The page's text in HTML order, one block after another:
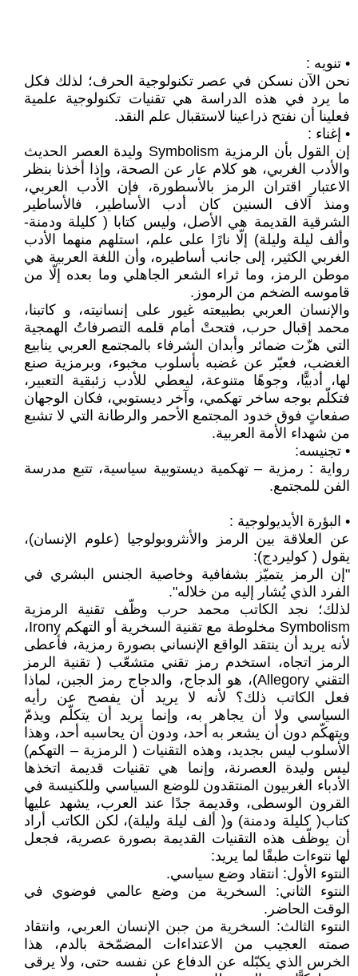
• تنويه :
نحن الآن نسكن في عصر تكنولوجية الحرف؛ لذلك فكل
ما يرد في هذه الدراسة هي تقنيات تكنولوجية علمية
فعلينا أن نفتح ذراعينا لاستقبال علم النقد.
• إغناء :
إن القول بأن الرمزية Symbolism وليدة العصر الحديث
والأدب الغربي، هو كلام عار عن الصحة، وإذا أخذنا بنظر
الاعتبار اقتران الرمز بالأسطورة، فإن الأدب العربي،
ومنذ آلاف السنين كان أدب الأساطير، فالأساطير
الشرقية القديمة هي الأصل، وليس كتابا ( كليلة ودمنة-
وألف ليلة وليلة) إلّا نارًا على علم، استلهم منهما الأدب
الغربي الكثير، إلى جانب أساطيره، وأن اللغة العربية هي
موطن الرمز، وما ثراء الشعر الجاهلي وما بعده إلّا من
قاموسه الضخم من الرموز.
والإنسان العربي بطبيعته غيور على إنسانيته، و كاتبنا،
محمد إقبال حرب، فتحتْ أمام قلمه التصرفاتُ الهمجية
التي هزّت ضمائر وأبدان الشرفاء بالمجتمع العربي ينابيع
الغضب، فعبّر عن غضبه بأسلوب مخبوء، وبرمزية صنع
لها، أدبيًّا، وجوهًا متنوعة، ليعطي للأدب زئبقية التعبير،
فتكلّم بوجه ساخر تهكمي، وآخر ديستوبي، فكان الوجهان
صفعاتٍ فوق خدود المجتمع الأحمر والرطانة التي لا تشبع
من شهداء الأمة العربية.
• تجنيسه:
رواية : رمزية – تهكمية ديستوبية سياسية، تتبع مدرسة
الفن للمجتمع.
• البؤرة الأيديولوجية :
عن العلاقة بين الرمز والأنثروبولوجيا (علوم الإنسان)،
يقول ( كوليردج):
"إن الرمز يتميّز بشفافية وخاصية الجنس البشري في
الفرد الذي يُشار إليه من خلاله".
لذلك؛ نجد الكاتب محمد حرب وظّف تقنية الرمزية
Symbolism مخلوطة مع تقنية السخرية أو التهكم Irony،
لأنه يريد أن ينتقد الواقع الإنساني بصورة رمزية، فأعطى
الرمز اتجاه، استخدم رمز تقني متشعّب ( تقنية الرمز
التقني Allegory)، هو الدجاج، والدجاج رمز الجبن، لماذا
فعل الكاتب ذلك؟ لأنه لا يريد أن يفصح عن رأيه
السياسي ولا أن يجاهر به، وإنما يريد أن يتكلّم ويذمّ
ويتهكّم دون أن يشعر به أحد، ودون أن يحاسبه أحد، وهذا
الأسلوب ليس بجديد، وهذه التقنيات ( الرمزية – التهكم)
ليس وليدة العصرنة، وإنما هي تقنيات قديمة اتخذها
الأدباء الغربيون المنتقدون للوضع السياسي وللكنيسة في
القرون الوسطى، وقديمة جدًا عند العرب، يشهد عليها
كتاب( كليلة ودمنة) و( ألف ليلة وليلة)، لكن الكاتب أراد
أن يوظّف هذه التقنيات القديمة بصورة عصرية، فجعل
لها نتوءات طبقًا لما يريد:
النتوء الأول: انتقاد وضع سياسي.
النتوء الثاني: السخرية من وضع عالمي فوضوي في
الوقت الحاضر.
النتوء الثالث: السخرية من جبن الإنسان العربي، وانتقاد
صمته العجيب من الاعتداءات المضمّخة بالدم، هذا
الخرس الذي يكبّله عن الدفاع عن نفسه حتى، ولا يرقى